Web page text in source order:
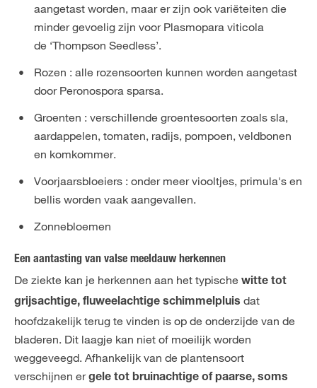
aangetast worden, maar er zijn ook variëteiten die
minder gevoelig zijn voor Plasmopara viticola
de ‘Thompson Seedless’.
Rozen : alle rozensoorten kunnen worden aangetast
door Peronospora sparsa.
Groenten : verschillende groentesoorten zoals sla,
aardappelen, tomaten, radijs, pompoen, veldbonen
en komkommer.
Voorjaarsbloeiers : onder meer viooltjes, primula's en
bellis worden vaak aangevallen.
Zonnebloemen
Een aantasting van valse meeldauw herkennen
De ziekte kan je herkennen aan het typische witte tot
grijsachtige, fluweelachtige schimmelpluis dat
hoofdzakelijk terug te vinden is op de onderzijde van de
bladeren. Dit laagje kan niet of moeilijk worden
weggeveegd. Afhankelijk van de plantensoort
verschijnen ergele tot bruinachtige of paarse, soms